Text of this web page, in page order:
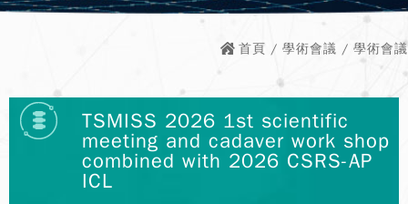
首頁 / 學術會議 / 學術會議
TSMISS 2026 1st scientific
meeting and cadaver work shop
combined with 2026 CSRS-AP
ICL